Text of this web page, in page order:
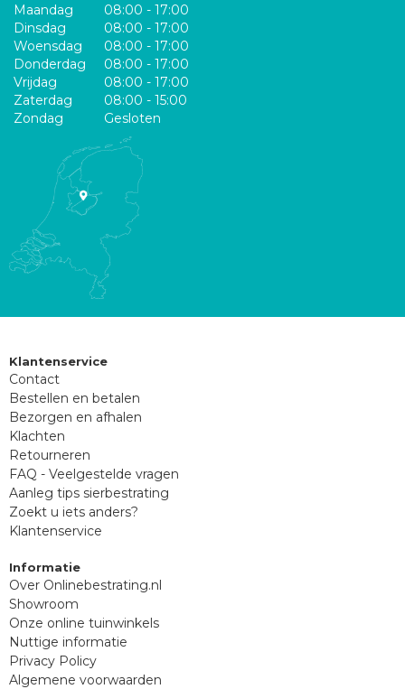
Maandag
08:00 - 17:00
Dinsdag
08:00 - 17:00
Woensdag
08:00 - 17:00
Donderdag
08:00 - 17:00
Vrijdag
08:00 - 17:00
Zaterdag
08:00 - 15:00
Zondag
Gesloten
Klantenservice
Contact
Bestellen en betalen
Bezorgen en afhalen
Klachten
Retourneren
FAQ - Veelgestelde vragen
Aanleg tips sierbestrating
Zoekt u iets anders?
Klantenservice
Informatie
Over Onlinebestrating.nl
Showroom
Onze online tuinwinkels
Nuttige informatie
Privacy Policy
Algemene voorwaarden